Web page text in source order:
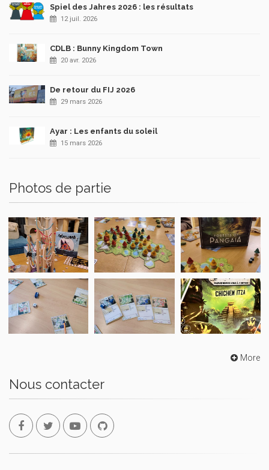
Spiel des Jahres 2026 : les résultats
12 juil. 2026
CDLB : Bunny Kingdom Town
20 avr. 2026
De retour du FIJ 2026
29 mars 2026
Ayar : Les enfants du soleil
15 mars 2026
Photos de partie
More
Nous contacter